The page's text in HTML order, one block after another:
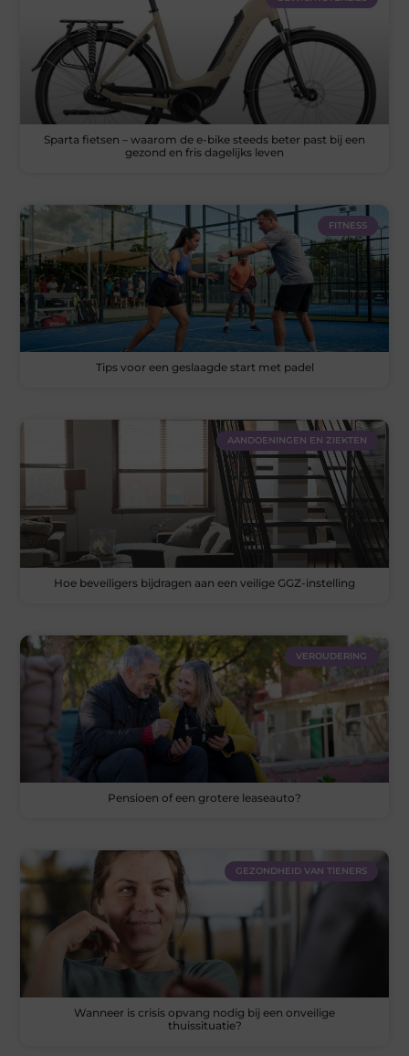
Sparta fietsen – waarom de e-bike steeds beter past bij een
gezond en fris dagelijks leven
FITNESS
Tips voor een geslaagde start met padel
AANDOENINGEN EN ZIEKTEN
Hoe beveiligers bijdragen aan een veilige GGZ-instelling
VEROUDERING
Pensioen of een grotere leaseauto?
GEZONDHEID VAN TIENERS
Wanneer is crisis opvang nodig bij een onveilige
thuissituatie?